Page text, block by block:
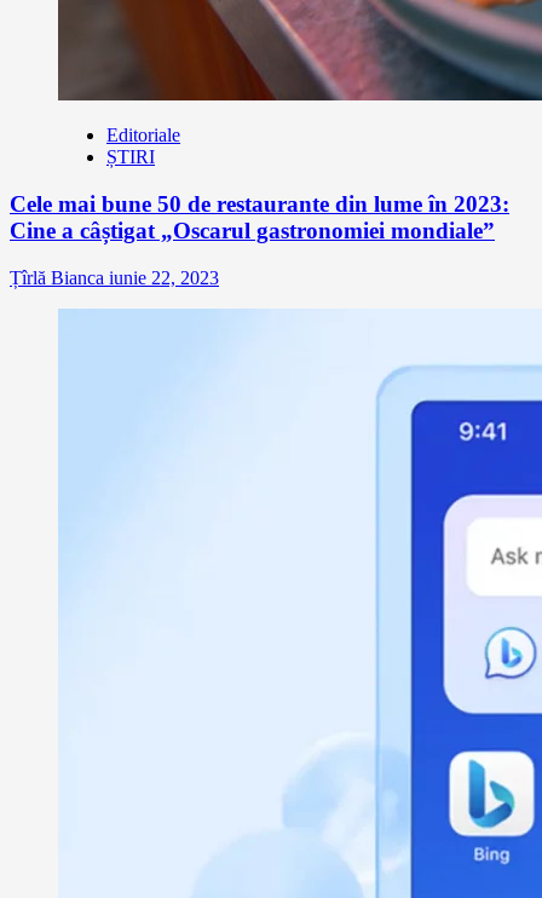
Editoriale
ȘTIRI
Cele mai bune 50 de restaurante din lume în 2023:
Cine a câștigat „Oscarul gastronomiei mondiale”
Țîrlă Bianca iunie 22, 2023